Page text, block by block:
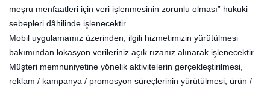
meşru menfaatleri için veri işlenmesinin zorunlu olması” hukuki
sebepleri dâhilinde işlenecektir.
Mobil uygulamamız üzerinden, ilgili hizmetimizin yürütülmesi
bakımından lokasyon verileriniz açık rızanız alınarak işlenecektir.
Müşteri memnuniyetine yönelik aktivitelerin gerçekleştirilmesi,
reklam / kampanya / promosyon süreçlerinin yürütülmesi, ürün /